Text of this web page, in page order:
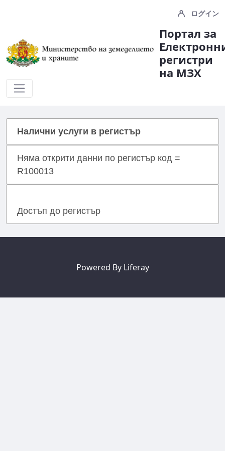
ログイン
Портал за
регистри
на МЗX
registerservices
Налични услуги в регистър
Няма открити данни по регистър код =
R100013
Достъп до регистър
Powered By Liferay